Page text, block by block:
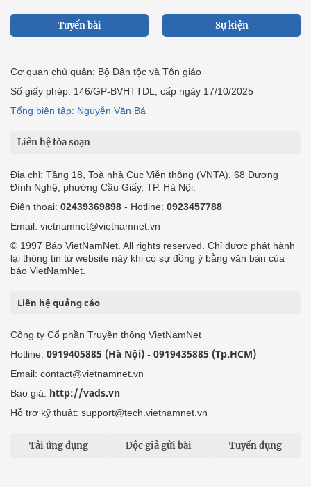
Tuyến bài Sự kiện
Cơ quan chủ quản: Bộ Dân tộc và Tôn giáo
Số giấy phép: 146/GP-BVHTTDL, cấp ngày 17/10/2025
Tổng biên tập: Nguyễn Văn Bá
Liên hệ tòa soạn
Địa chỉ: Tầng 18, Toà nhà Cục Viễn thông (VNTA), 68 Dương
Đình Nghệ, phường Cầu Giấy, TP. Hà Nội.
Điện thoại: 02439369898 - Hotline: 0923457788
Email: vietnamnet@vietnamnet.vn
© 1997 Báo VietNamNet. All rights reserved. Chỉ được phát hành
lại thông tin từ website này khi có sự đồng ý bằng văn bản của
báo VietNamNet.
Liên hệ quảng cáo
Công ty Cổ phần Truyền thông VietNamNet
Hotline: 0919405885 (Hà Nội) - 0919435885 (Tp.HCM)
Email: contact@vietnamnet.vn
Báo giá: http://vads.vn
Hỗ trợ kỹ thuật: support@tech.vietnamnet.vn
Tải ứng dụng Độc giả gửi bài Tuyển dụng